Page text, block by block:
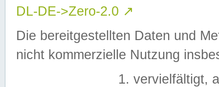
DL-DE->Zero-2.0 ↗
Die bereitgestellten Daten und
nicht kommerzielle Nutzung
vervielfältigt,